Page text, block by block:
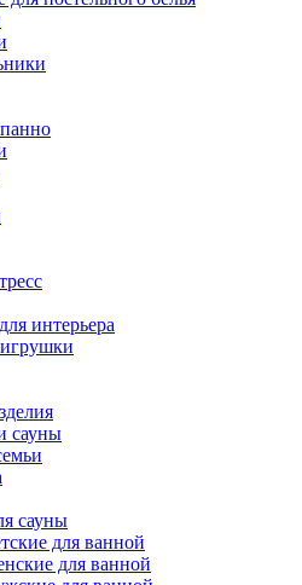
интерьера
сауны
сауны
для ванной
для ванной